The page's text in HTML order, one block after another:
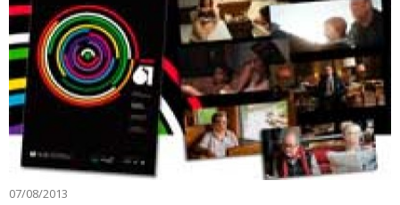
07/08/2013